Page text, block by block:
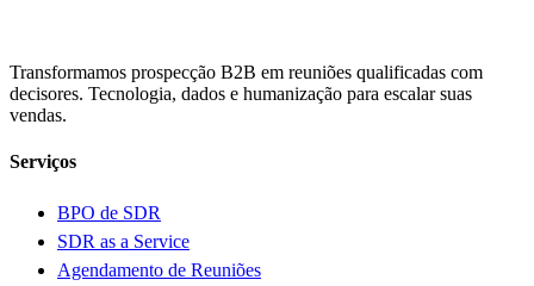
Transformamos prospecção B2B em reuniões qualificadas com
decisores. Tecnologia, dados e humanização para escalar suas
vendas.
Serviços
BPO de SDR
SDR as a Service
Agendamento de Reuniões